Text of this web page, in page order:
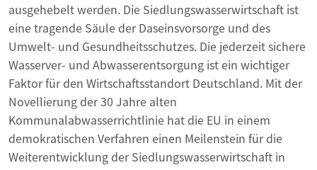
ausgehebelt werden. Die Siedlungswasserwirtschaft ist
eine tragende Säule der Daseinsvorsorge und des
Umwelt- und Gesundheitsschutzes. Die jederzeit sichere
Wasserver- und Abwasserentsorgung ist ein wichtiger
Faktor für den Wirtschaftsstandort Deutschland. Mit der
Novellierung der 30 Jahre alten
Kommunalabwasserrichtlinie hat die EU in einem
demokratischen Verfahren einen Meilenstein für die
Weiterentwicklung der Siedlungswasserwirtschaft in